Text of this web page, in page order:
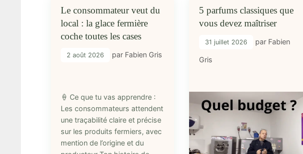
Le consommateur veut du
local : la glace fermière
coche toutes les cases
2 août 2026 par Fabien Gris
🍦 Ce que tu vas apprendre :
Les consommateurs attendent
une traçabilité claire et précise
sur les produits fermiers, avec
mention de l’origine et du
5 parfums classiques que
vous devez maîtriser
31 juillet 2026 par Fabien
Gris